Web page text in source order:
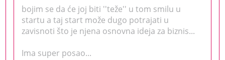
bojim se da će joj biti ''teže'' u tom smilu u
startu a taj start može dugo potrajati u
zavisnoti što je njena osnovna ideja za biznis...
Ima super posao...